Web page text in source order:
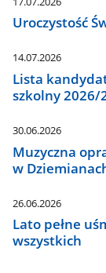
Uroczystość
14.07.2026
Lista
szkolny 2026/
30.06.2026
Muzyczna
w
26.06.2026
Lato pełne
wszystkich